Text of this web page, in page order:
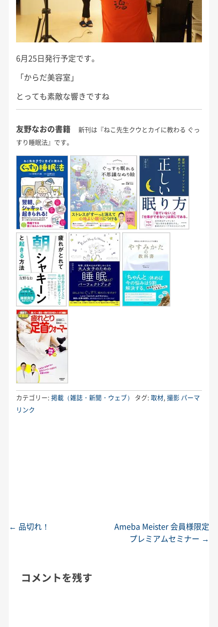
6月25日発行予定です。
「からだ美容室」
とっても素敵な響きですね
友野なおの書籍
新刊は『ねこ先生クウとカイに教わる ぐっ
すり睡眠法』です。
カテゴリー: 掲載（雑誌・新聞・ウェブ） タグ: 取材, 撮影 パーマ
リンク
投稿ナビゲーション
← 品切れ！
Ameba Meister 会員様限定
プレミアムセミナー →
コメントを残す